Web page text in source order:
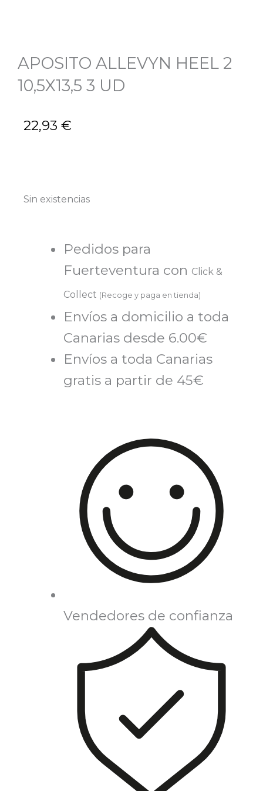
APOSITO ALLEVYN HEEL 2
10,5X13,5 3 UD
22,93 €
Sin existencias
Pedidos para
Fuerteventura con Click &
Collect (Recoge y paga en tienda)
Envíos a domicilio a toda
Canarias desde 6.00€
Envíos a toda Canarias
gratis a partir de 45€
Vendedores de confianza